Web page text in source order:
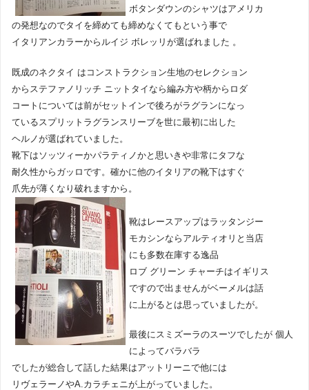
ボタンダウンのシャツはアメリカ
の発想なのでタイを締めても締めなくてもという事で
イタリアンカラーからルイジ ボレッリが選ばれました 。
既成のネクタイ はコンストラクション生地のセレクション
からステファノリッチ ニットタイなら編み方や柄からロダ
コートについては前がセットインで後ろがラグランになっ
ているスプリットラグランスリーブを世に最初に出した
ヘルノが選ばれていました。
靴下はソッツィーかパラティノかと思いきや非常にタフな
耐久性からガッロです。確かに他のイタリアの靴下はすぐ
爪先が薄くなり破れますから。
靴はレースアップはラッタンジー
モカシンならアルティオリと当店
にも多数在庫する逸品
ロブ グリーン チャーチはイギリス
ですので出ませんがベーメルは話
に上がるとは思っていましたが。
最後にスミズーラのスーツでしたが 個人
によってバラバラ
でしたが総合して話した結果はアットリーニで他には
リヴェラーノやA.カラチェニが上がっていました。